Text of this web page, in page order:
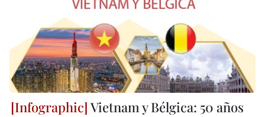
Vietnam y Bélgica: 50 años